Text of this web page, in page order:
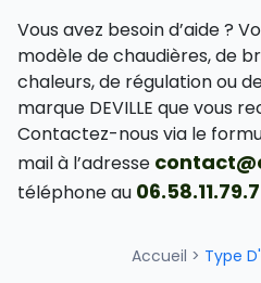
Vous avez besoin d’aide ?
modèle de chaudières, de
chaleurs, de régulation ou
marque DEVILLE que vous
Contactez-nous via le
mail à l’adresse
téléphone au
Accueil > Type